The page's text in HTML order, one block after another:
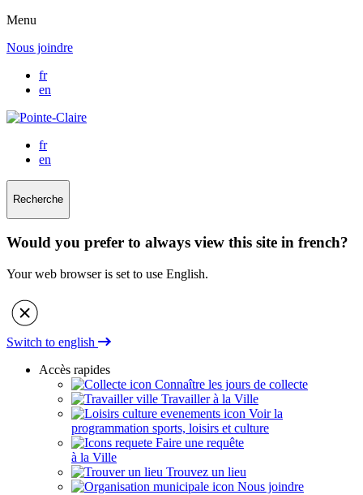
Menu
Nous joindre
fr
en
fr
en
Recherche
Would you prefer to always view this site in french?
Your web browser is set to use English.
Switch to english
Accès rapides
Connaître les jours de collecte
Travailler à la Ville
Voir la
programmation sports, loisirs et culture
Faire une requête
à la Ville
Trouvez un lieu
Nous joindre